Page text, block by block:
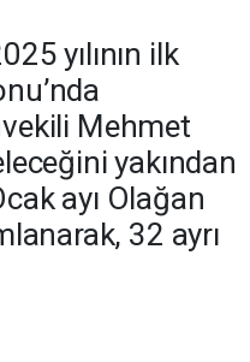
yılının ilk
Mehmet
yakından
ayı Olağan
32 ayrı